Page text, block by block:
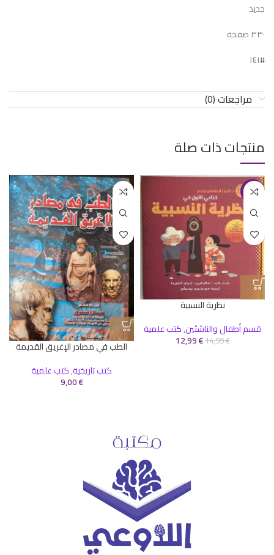
جديد
٣٣٠ صفحة
#١٤١
مراجعات (0)
منتجات ذات صلة
-13%
نظرية النسبية
قسم أطفال والناشئين,كتب علمية
14,99€
12,99€
الطب في مصادر الإغريق القديمة
كتب تاريخية,كتب علمية
9,00€